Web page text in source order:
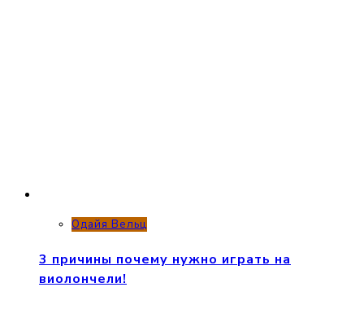
Одайя Вельц
3 причины почему нужно играть на
виолончели!